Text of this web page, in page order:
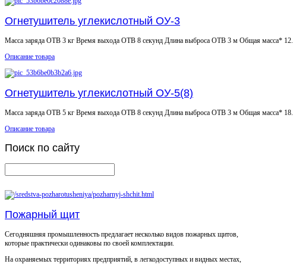
Огнетушитель углекислотный ОУ-3
Масса заряда ОТВ 3 кг Время выхода ОТВ 8 секунд Длина выброса ОТВ 3 м Общая масса* 12...
Описание товара
Огнетушитель углекислотный ОУ-5(8)
Масса заряда ОТВ 5 кг Время выхода ОТВ 8 секунд Длина выброса ОТВ 3 м Общая масса* 18...
Описание товара
Поиск по сайту
Пожарный щит
Сегодняшняя промышленность предлагает несколько видов пожарных щитов,
которые практически одинаковы по своей комплектации.
На охраняемых территориях предприятий, в легкодоступных и видных местах,